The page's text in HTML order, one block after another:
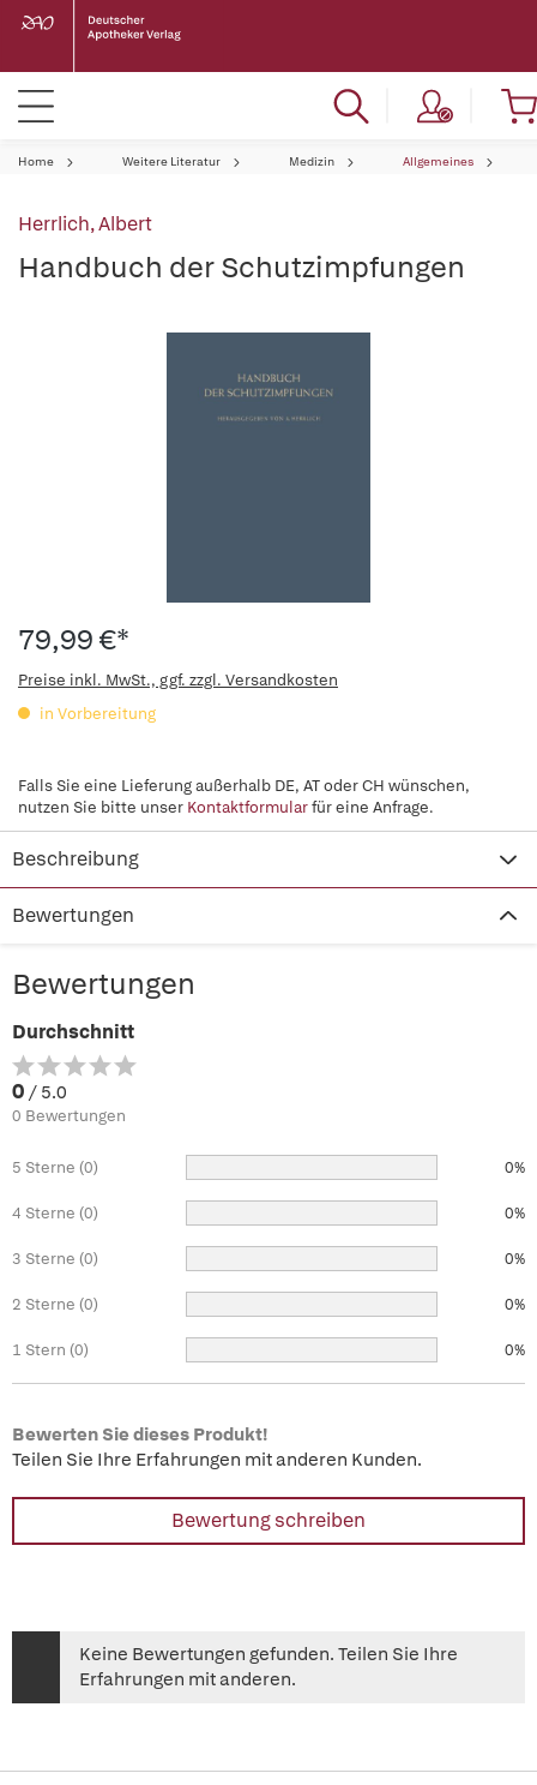
Home Weitere Literatur Medizin Allgemeines
Herrlich, Albert
Handbuch der Schutzimpfungen
79,99 €*
Preise inkl. MwSt., ggf. zzgl. Versandkosten
in Vorbereitung
Falls Sie eine Lieferung außerhalb DE, AT oder CH wünschen,
nutzen Sie bitte unser Kontaktformularfür eine Anfrage.
Beschreibung
Bewertungen
Bewertungen
Durchschnitt
0 / 5.0
0 Bewertungen
5 Sterne (0) 0%
4 Sterne (0) 0%
3 Sterne (0) 0%
2 Sterne (0) 0%
1 Stern (0) 0%
Bewerten Sie dieses Produkt!
Teilen Sie Ihre Erfahrungen mit anderen Kunden.
Bewertung schreiben
Keine Bewertungen gefunden. Teilen Sie Ihre
Erfahrungen mit anderen.